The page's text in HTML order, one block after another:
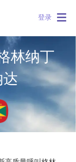
登录
林纳丁